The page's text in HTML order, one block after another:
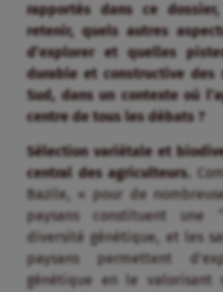
rapportés dans ce
retenir, quels autres
d’explorer et quelles
durable et constructive des
Sud, dans un contexte où
centre de tous les débats ?
Sélection variétale et
central des agriculteurs.
Bazile, « pour de
paysans constituent une
diversité génétique, et les
paysans permettent
génétique en le valorisant